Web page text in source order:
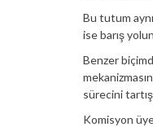
Bu tutum
ise barış
Benzer
sürecini
Komisyon